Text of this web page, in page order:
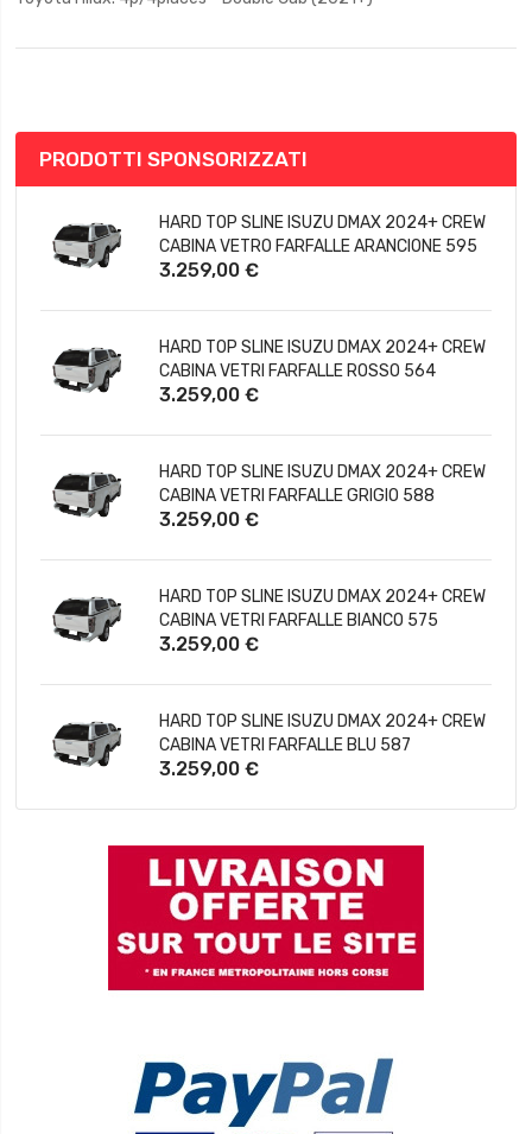
FEATURED PRODUCTS
HARD TOP SLINE ISUZU DMAX 2024+ CREW
CABINA VETRO FARFALLE ARANCIONE 595
3.259,00 €
HARD TOP SLINE ISUZU DMAX 2024+ CREW
CABINA VETRI FARFALLE ROSSO 564
3.259,00 €
HARD TOP SLINE ISUZU DMAX 2024+ CREW
CABINA VETRI FARFALLE GRIGIO 588
3.259,00 €
HARD TOP SLINE ISUZU DMAX 2024+ CREW
CABINA VETRI FARFALLE BIANCO 575
3.259,00 €
HARD TOP SLINE ISUZU DMAX 2024+ CREW
CABINA VETRI FARFALLE BLU 587
3.259,00 €